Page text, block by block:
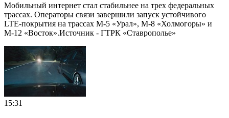
Мобильный интернет стал стабильнее на трех федеральных
трассах. Операторы связи завершили запуск устойчивого
LTE-покрытия на трассах М-5 «Урал», М-8 «Холмогоры» и
М-12 «Восток».Источник - ГТРК «Ставрополье»
15:31